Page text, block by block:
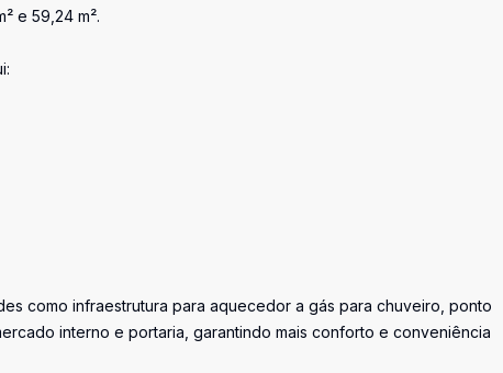
e 59,24 m².
como infraestrutura para aquecedor a gás para chuveiro, ponto
interno e portaria, garantindo mais conforto e conveniência